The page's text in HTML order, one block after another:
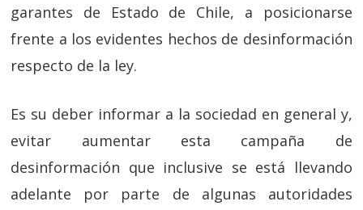
garantes de Estado de Chile, a posicionarse
frente a los evidentes hechos de desinformación
respecto de la ley.
Es su deber informar a la sociedad en general y,
evitar aumentar esta campaña de
desinformación que inclusive se está llevando
adelante por parte de algunas autoridades